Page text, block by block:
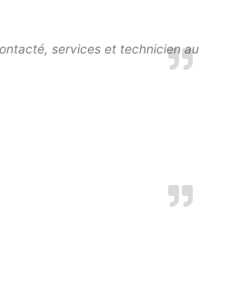
services et technicien au